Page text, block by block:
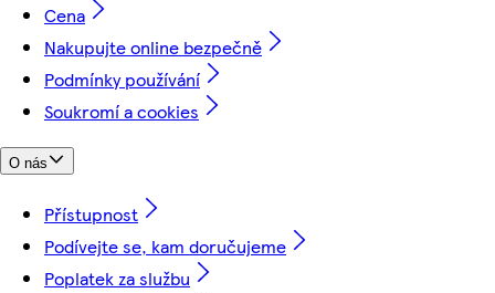
Cena
Nakupujte online bezpečně
Podmínky používání
Soukromí a cookies
O nás
Přístupnost
Podívejte se, kam doručujeme
Poplatek za službu